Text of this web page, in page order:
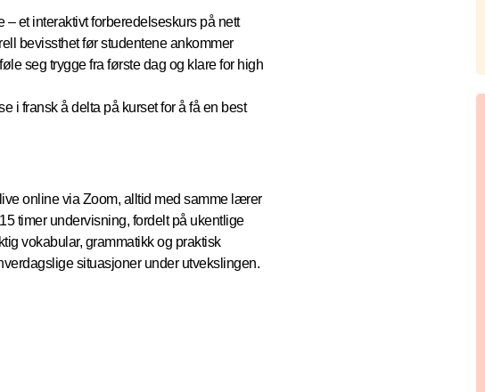
et interaktivt forberedelseskurs på nett
bevissthet før studentene ankommer
seg trygge fra første dag og klare for high
i fransk å delta på kurset for å få en best
online via Zoom, alltid med samme lærer
timer undervisning, fordelt på ukentlige
vokabular, grammatikk og praktisk
situasjoner under utvekslingen.